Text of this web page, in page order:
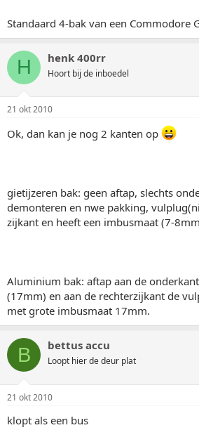
Standaard 4-bak van een Commodore
H henk 400rr
Hoort bij de inboedel
21 okt 2010
Ok, dan kan je nog 2 kanten op
gietijzeren bak: geen aftap, slechts
demonteren en nwe pakking,
zijkant en heeft een imbusmaat (7-
Aluminium bak: aftap aan de
(17mm) en aan de rechterzijkant de
met grote imbusmaat 17mm.
B bettus accu
Loopt hier de deur plat
21 okt 2010
klopt als een bus